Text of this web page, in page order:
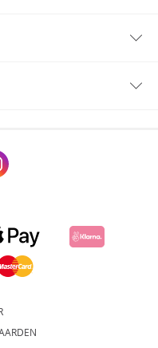
EN BLIJF OP